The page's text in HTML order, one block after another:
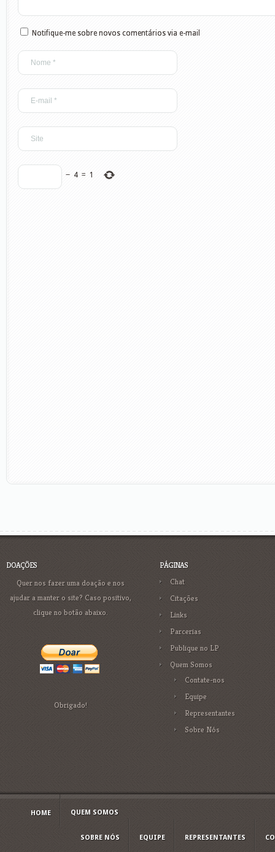
Notifique-me sobre novos comentários via e-mail
− 4 = 1
DOAÇÕES
Quer nos fazer uma doação e nos
ajudar a manter o site? Caso positivo,
clique no botão abaixo.
Obrigado!
PÁGINAS
Chat
Citações
Links
Parcerias
Publique no LP
Quem Somos
Contate-nos
Equipe
Representantes
Sobre Nós
HOME QUEM SOMOS
SOBRE NÓS EQUIPE REPRESENTANTES